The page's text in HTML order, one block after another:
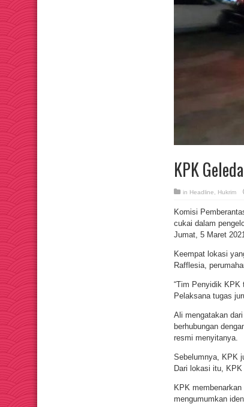
KPK
in Headline Hukrim
Komisi
cukai dalam
Jumat, 5 Maret
Keempat lokasi
Rafflesia,
“Tim Penyidik KPK
Pelaksana tugas
Ali mengatakan
berhubungan
resmi menyitanya.
Sebelumnya, KPK
Dari lokasi itu,
KPK
mengumumkan